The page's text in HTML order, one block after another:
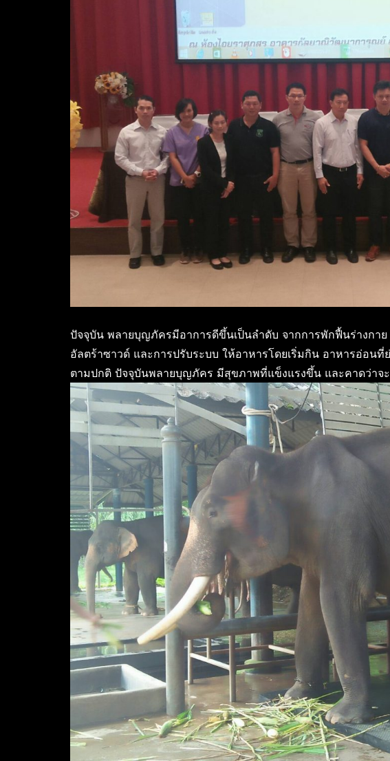
ปัจจุบัน พลายบุญภัครมีอาการดีขึ้นเป็นลำดับ จากการพักฟื้นร่างกาย
อัลตร้าซาวด์ และการปรับระบบ ให้อาหารโดยเริ่มกิน อาหารอ่อน
ตามปกติ ปัจจุบันพลายบุญภัคร มีสุขภาพที่แข็งแรงขึ้น และคาดว่าจ